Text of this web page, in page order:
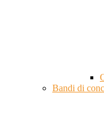
Bandi di